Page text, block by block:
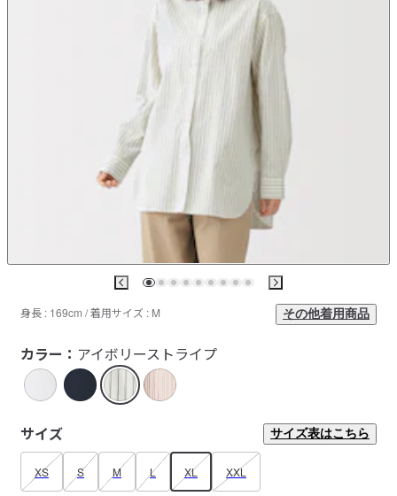
身長 : 169cm / 着用サイズ : M その他着用商品
カラー： アイボリーストライプ
サイズ サイズ表はこちら
XS S M L XL XXL